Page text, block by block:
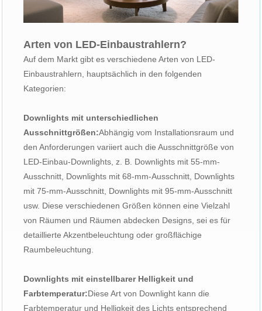
Arten von LED-Einbaustrahlern?
Auf dem Markt gibt es verschiedene Arten von LED-
Einbaustrahlern, hauptsächlich in den folgenden
Kategorien:
Downlights mit unterschiedlichen
Ausschnittgrößen:Abhängig vom Installationsraum und
den Anforderungen variiert auch die Ausschnittgröße von
LED-Einbau-Downlights, z. B. Downlights mit 55-mm-
Ausschnitt, Downlights mit 68-mm-Ausschnitt, Downlights
mit 75-mm-Ausschnitt, Downlights mit 95-mm-Ausschnitt
usw. Diese verschiedenen Größen können eine Vielzahl
von Räumen und Räumen abdecken Designs, sei es für
detaillierte Akzentbeleuchtung oder großflächige
Raumbeleuchtung.
Downlights mit einstellbarer Helligkeit und
Farbtemperatur:Diese Art von Downlight kann die
Farbtemperatur und Helligkeit des Lichts entsprechend